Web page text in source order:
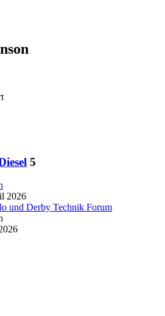
5
2026
und Derby Technik Forum